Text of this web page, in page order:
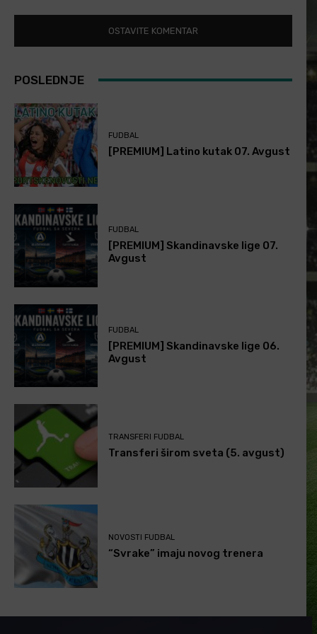
POSLEDNJE
FUDBAL
[PREMIUM] Latino kutak 07. Avgust
FUDBAL
[PREMIUM] Skandinavske lige 07.
Avgust
FUDBAL
[PREMIUM] Skandinavske lige 06.
Avgust
TRANSFERI FUDBAL
Transferi širom sveta (5. avgust)
NOVOSTI FUDBAL
“Svrake” imaju novog trenera